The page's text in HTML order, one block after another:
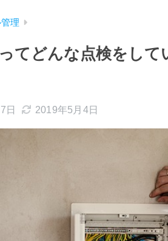
理
てどんな点検をし
日 2019年5月4日